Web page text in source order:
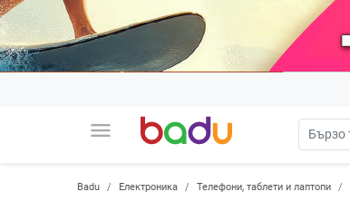
menu
Badu Електроника Телефони, таблети и лаптопи